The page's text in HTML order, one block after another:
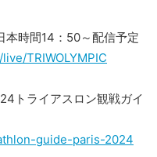
時間14：50～配信予定
TRIWOLYMPIC
トライアスロン観戦ガイ
guide-paris-2024